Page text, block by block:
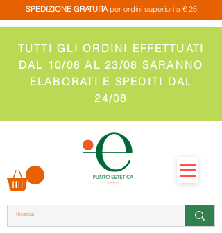
SPEDIZIONE GRATUITAper ordini superiori a € 25
TUTTI GLI ORDINI EFFETTUATI
DAL 10/08 AL 23/08 SARANNO
ELABORATI E SPEDITI DAL
24/08